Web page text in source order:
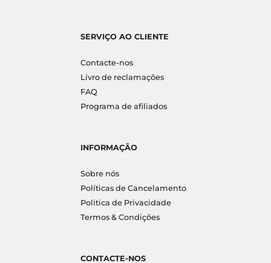
SERVIÇO AO CLIENTE
Contacte-nos
Livro de reclamações
FAQ
Programa de afiliados
INFORMAÇÃO
Sobre nós
Políticas de Cancelamento
Politica de Privacidade
Termos & Condições
CONTACTE-NOS